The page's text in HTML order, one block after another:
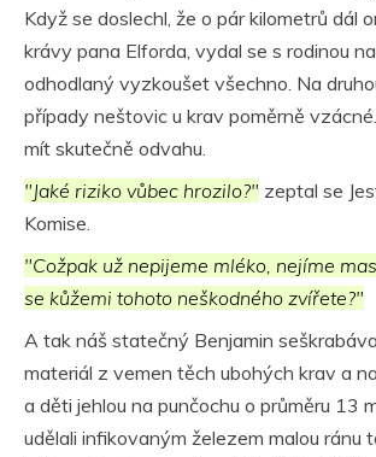
Když se doslechl, že o pár kilometrů dál
krávy pana Elforda, vydal se s rodinou
odhodlaný vyzkoušet všechno. Na
případy neštovic u krav poměrně
mít skutečně odvahu.
"Jaké riziko vůbec hrozilo?" zeptal se
Komise.
"Cožpak už nepijeme mléko, nejíme
se kůžemi tohoto neškodného zvířete?"
A tak náš statečný Benjamin
materiál z vemen těch ubohých krav a
a děti jehlou na punčochu o průměru 13
udělali infikovaným železem malou ránu